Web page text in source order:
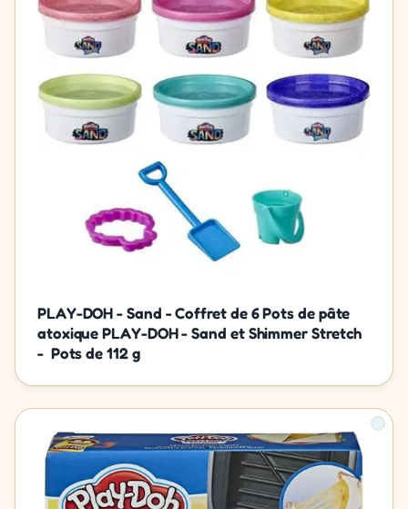
PLAY-DOH - Sand - Coffret de 6 Pots de pâte
atoxique PLAY-DOH - Sand et Shimmer Stretch
- Pots de 112 g